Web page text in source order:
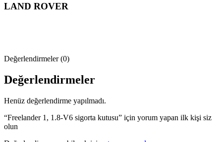
LAND ROVER
Değerlendirmeler (0)
Değerlendirmeler
Henüz değerlendirme yapılmadı.
“Freelander 1, 1.8-V6 sigorta kutusu” için yorum yapan ilk kişi siz
olun